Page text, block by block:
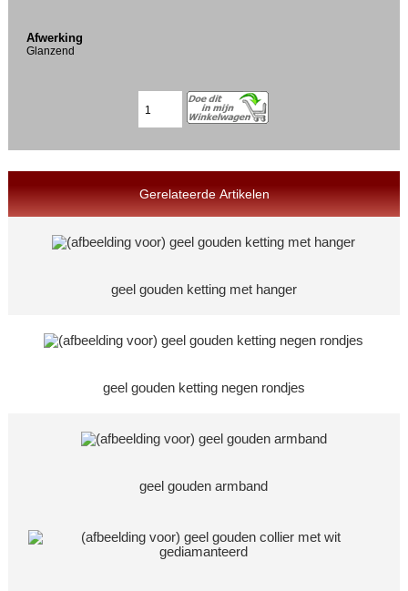
Afwerking
Glanzend
Gerelateerde Artikelen
geel gouden ketting met hanger
geel gouden ketting negen rondjes
geel gouden armband